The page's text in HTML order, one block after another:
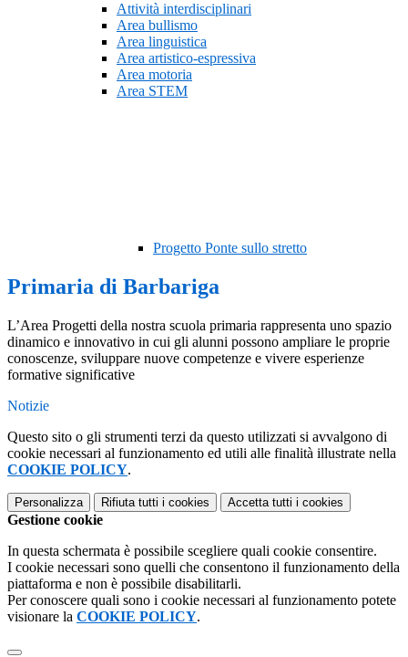
Attività interdisciplinari
Area bullismo
Area linguistica
Area artistico-espressiva
Area motoria
Area STEM
Progetto Ponte sullo stretto
Primaria di Barbariga
L’Area Progetti della nostra scuola primaria rappresenta uno spazio
dinamico e innovativo in cui gli alunni possono ampliare le proprie
conoscenze, sviluppare nuove competenze e vivere esperienze
formative significative
Notizie
Questo sito o gli strumenti terzi da questo utilizzati si avvalgono di
cookie necessari al funzionamento ed utili alle finalità illustrate nella
COOKIE POLICY.
Personalizza Rifiuta tutti i cookies Accetta tutti i cookies
Gestione cookie
In questa schermata è possibile scegliere quali cookie consentire.
I cookie necessari sono quelli che consentono il funzionamento della
piattaforma e non è possibile disabilitarli.
Per conoscere quali sono i cookie necessari al funzionamento potete
visionare la COOKIE POLICY.